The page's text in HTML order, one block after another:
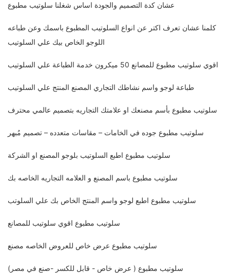
عشان كدة التصميم والجودة اساس شغلنا سلوتيب مطبوع
كلمنا عشان تعرف اكتر عن انواع السلوتيب المطبوع باسمك وعن طباعه
اللوجو الخاص بيك علي السلوتيب
اقوي سلوتيب مطبوع للمصانع 50 ميكرون خدمة الطباعة علي السلوتيب
طباعة لوجو واسم نشاطك التجاري المصنع المنتج علي السلوتيب
سلوتيب مطبوع بأسم مصنعك او علامتك التجاريه بتصميم عالمي محترف
سلوتيب مطبوع جوده في الخامات – مقاسات متعدده – تصميم مُبهر
سلوتيب مطبوع اطبع السلوتيب بلوجو المصنع او الشركة
سلوتيب مطبوع باسم المصنع و العلامه التجاريه الخاصه بك
سلوتيب مطبوع اطبع لوجو واسم المنتج الخاص بك علي السلوتب
سلوتيب مطبوع اقوي سلوتيب للمصانع
سلوتيب مطبوع عرض خاص للعروض الخاصه مصنع
سلوتيب مطبوع ( عرض خاص - قابل للكسر -صنع في مصر)